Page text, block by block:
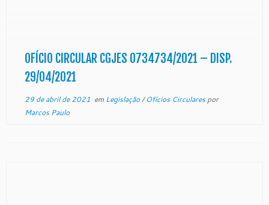
Complementar […]
OFÍCIO CIRCULAR CGJES 0734734/2021 – DISP.
29/04/2021
29 de abril de 2021 em Legislação/Ofícios Circularespor
Marcos Paulo